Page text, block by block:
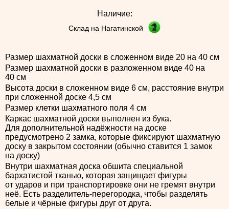
Наличие:
Склад на Нагатинской
Размер шахматной доски в сложенном виде 20 на 40 см
Размер шахматной доски в разложенном виде 40 на
40 см
Высота доски в сложенном виде 6 см, расстояние внутри
при сложенной доске 4,5 см
Размер клетки шахматного поля 4 см
Каркас шахматной доски выполнен из бука.
Для дополнительной надёжности на доске
предусмотрено 2 замка, которые фиксируют шахматную
доску в закрытом состоянии (обычно ставится 1 замок
на доску)
Внутри шахматная доска обшита специальной
бархатистой тканью, которая защищает фигуры
от ударов и при транспортировке они не гремят внутри
неё. Есть разделитель-перегородка, чтобы разделять
белые и чёрные фигуры друг от друга.